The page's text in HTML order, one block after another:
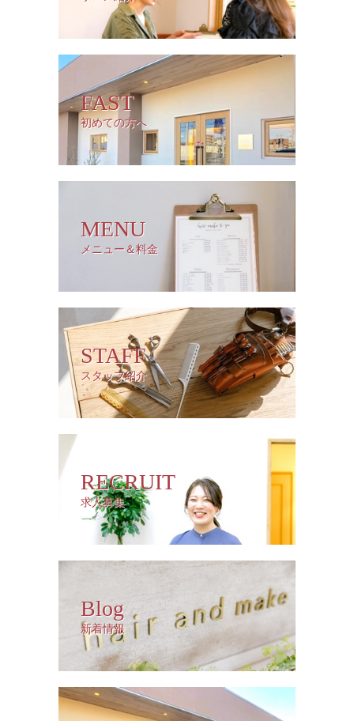
FAST
初めての方へ
MENU
メニュー＆料金
STAFF
スタッフ紹介
RECRUIT
求人募集
Blog
新着情報